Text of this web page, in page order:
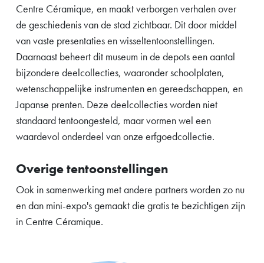
Centre Céramique, en maakt verborgen verhalen over
de geschiedenis van de stad zichtbaar. Dit door middel
van vaste presentaties en wisseltentoonstellingen.
Daarnaast beheert dit museum in de depots een aantal
bijzondere deelcollecties, waaronder schoolplaten,
wetenschappelijke instrumenten en gereedschappen, en
Japanse prenten. Deze deelcollecties worden niet
standaard tentoongesteld, maar vormen wel een
waardevol onderdeel van onze erfgoedcollectie.
Overige tentoonstellingen
Ook in samenwerking met andere partners worden zo nu
en dan mini-expo's gemaakt die gratis te bezichtigen zijn
in Centre Céramique.